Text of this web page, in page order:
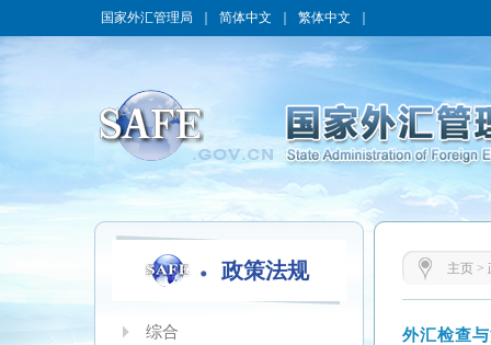
国家外汇管理局 简体中文 繁体中文
政策法规
综合
主页 >
外汇检查